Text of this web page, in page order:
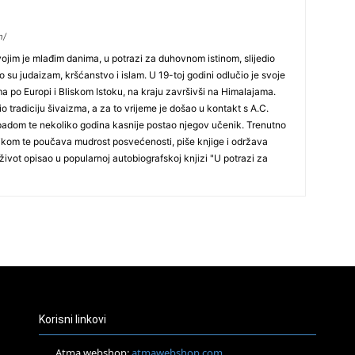
je mlađim danima, u potrazi za duhovnom istinom, slijedio
su judaizam, kršćanstvo i islam. U 19-toj godini odlučio je svoje
po Europi i Bliskom Istoku, na kraju završivši na Himalajama.
tradiciju šivaizma, a za to vrijeme je došao u kontakt s A.C.
te nekoliko godina kasnije postao njegov učenik. Trenutno
te poučava mudrost posvećenosti, piše knjige i održava
opisao u popularnoj autobiografskoj knjizi "U potrazi za
Korisni linkovi